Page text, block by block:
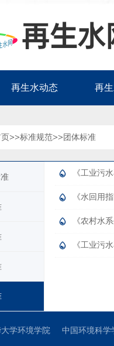
再生水动态 再
>>标准规范>>团体标准
《工业污
《水回用
《农村水
《工业污
学环境学院 中国环境科学